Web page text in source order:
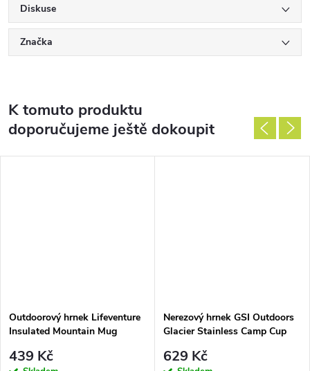
Diskuse
Značka
K tomuto produktu
doporučujeme ještě dokoupit
Outdoorový hrnek Lifeventure
Insulated Mountain Mug
439 Kč
Nerezový hrnek GSI Outdoors
Glacier Stainless Camp Cup
629 Kč